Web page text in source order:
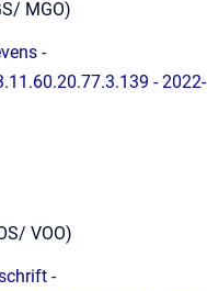
MGO)
-
- 2022-
VOO)
-